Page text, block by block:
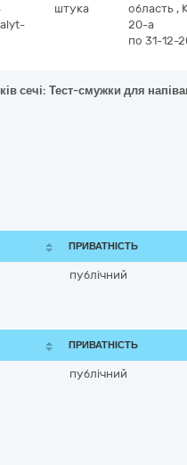
штука
область ,
20-а
по 31-12-
сечі: Тест-смужки для
ПРИВАТНІСТЬ
публічний
ПРИВАТНІСТЬ
публічний